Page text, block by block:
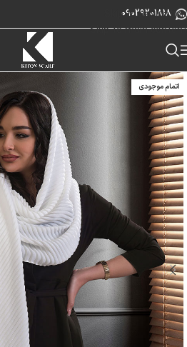
Skip to navigation
Skip to main content
09029201818
اتمام موجودی